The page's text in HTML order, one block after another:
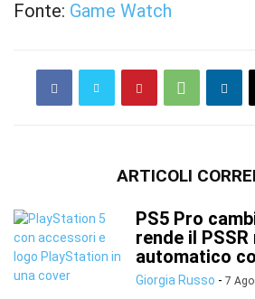
Fonte: Game Watch
ARTICOLI
PS5 Pro
rende il
automatico
Giorgia Russo - 7